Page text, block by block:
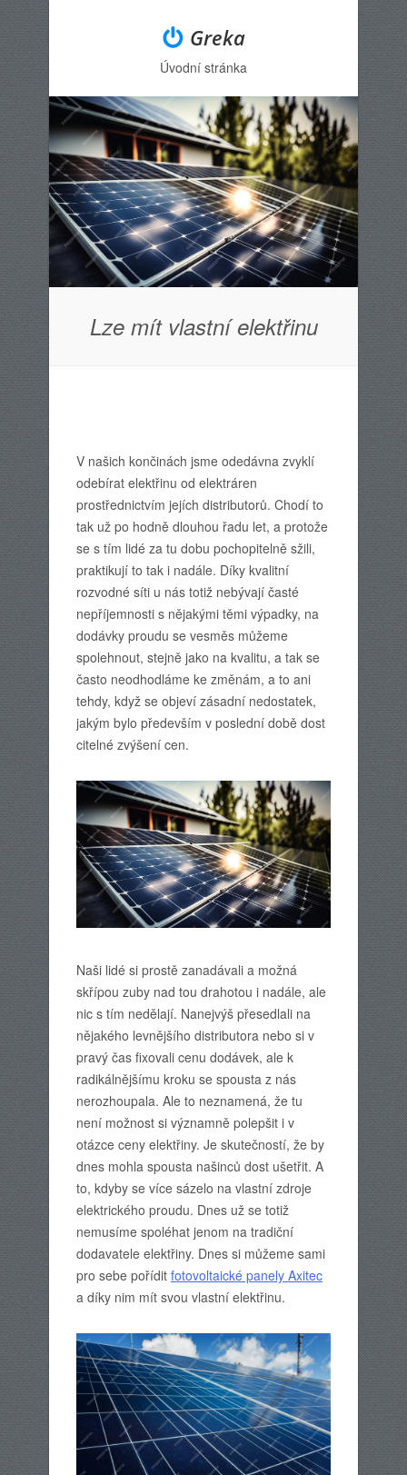
Greka
Skip to contentÚvodní stránka
Lze mít vlastní elektřinu
V našich končinách jsme odedávna zvyklí
odebírat elektřinu od elektráren
prostřednictvím jejích distributorů. Chodí to
tak už po hodně dlouhou řadu let, a protože
se s tím lidé za tu dobu pochopitelně sžili,
praktikují to tak i nadále. Díky kvalitní
rozvodné síti u nás totiž nebývají časté
nepříjemnosti s nějakými těmi výpadky, na
dodávky proudu se vesměs můžeme
spolehnout, stejně jako na kvalitu, a tak se
často neodhodláme ke změnám, a to ani
tehdy, když se objeví zásadní nedostatek,
jakým bylo především v poslední době dost
citelné zvýšení cen.
Naši lidé si prostě zanadávali a možná
skřípou zuby nad tou drahotou i nadále, ale
nic s tím nedělají. Nanejvýš přesedlali na
nějakého levnějšího distributora nebo si v
pravý čas fixovali cenu dodávek, ale k
radikálnějšímu kroku se spousta z nás
nerozhoupala. Ale to neznamená, že tu
není možnost si významně polepšit i v
otázce ceny elektřiny. Je skutečností, že by
dnes mohla spousta našinců dost ušetřit. A
to, kdyby se více sázelo na vlastní zdroje
elektrického proudu. Dnes už se totiž
nemusíme spoléhat jenom na tradiční
dodavatele elektřiny. Dnes si můžeme sami
pro sebe pořídit fotovoltaické panely Axitec
a díky nim mít svou vlastní elektřinu.